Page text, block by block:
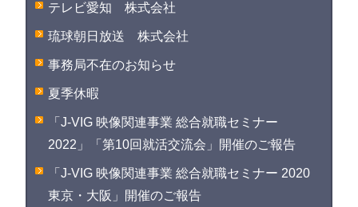
テレビ愛知 株式会社
琉球朝日放送 株式会社
事務局不在のお知らせ
夏季休暇
「J-VIG 映像関連事業 総合就職セミナー
2022」「第10回就活交流会」開催のご報告
「J-VIG 映像関連事業 総合就職セミナー 2020
東京・大阪」開催のご報告